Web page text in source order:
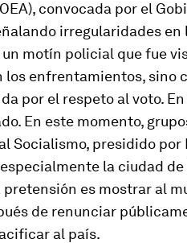
convocada por el
irregularidades en
motín policial que fue
los enfrentamientos, sino
por el respeto al voto.
En este momento,
Socialismo, presidido por
la ciudad de
pretensión es mostrar al
de renunciar
al país.